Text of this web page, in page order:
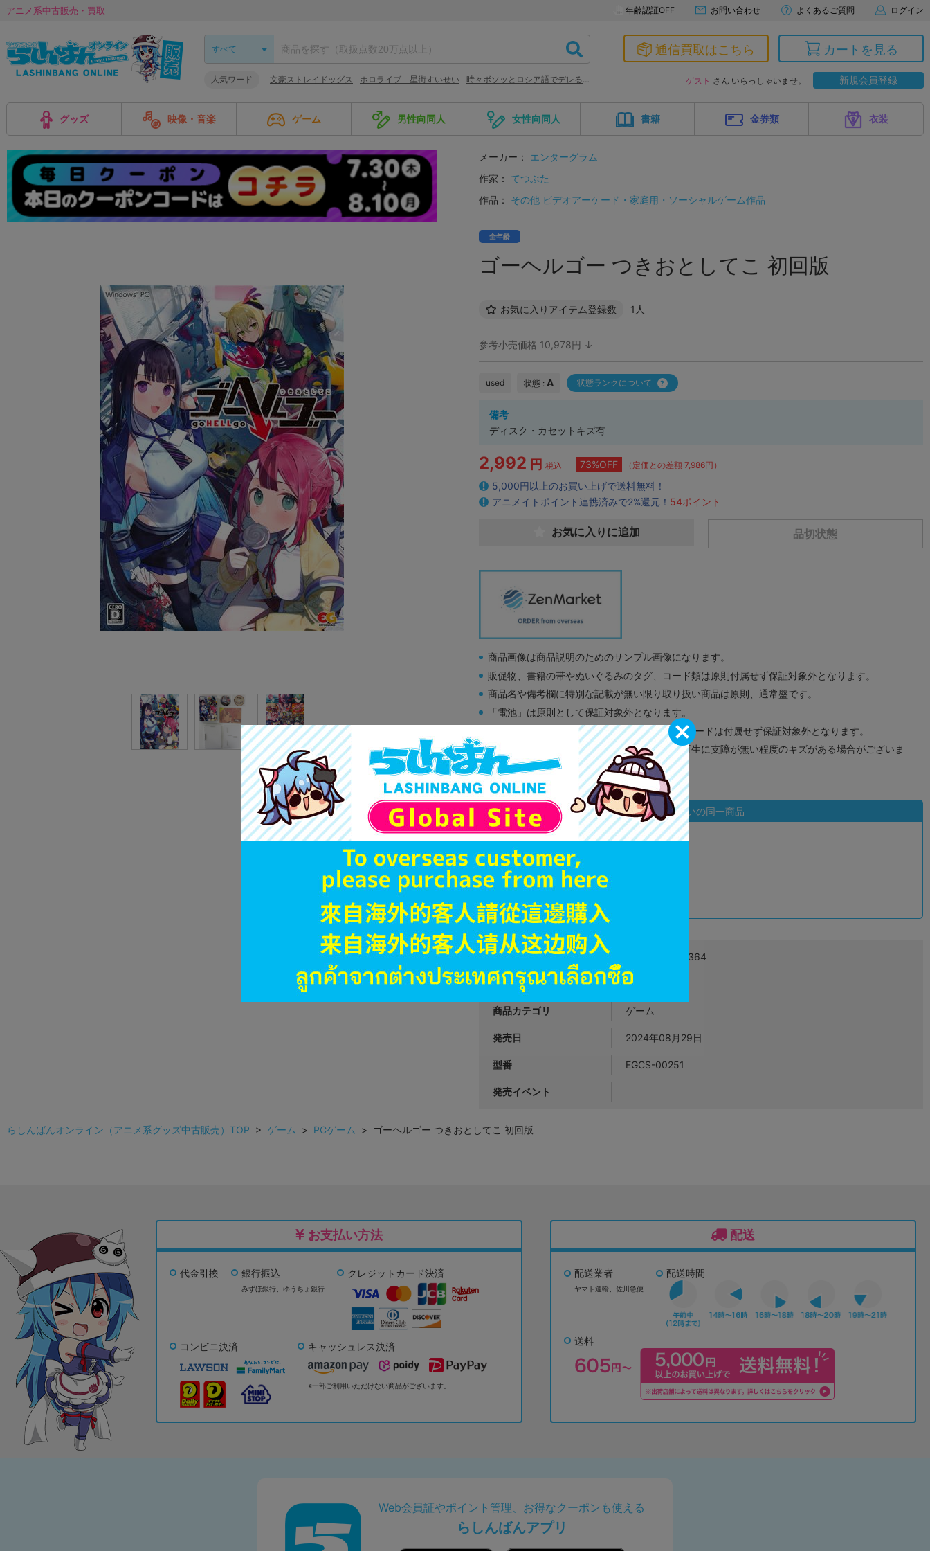
アニメ系中古販売・買取 年齢認証OFF お問い合わせ よくあるご質問 ログイン
人気ワード 文豪ストレイドッグス ホロライブ 星街すいせい 時々ボソッとロシア語でデレる隣のアーリャさん
通信買取はこちら カートを見る
ゲスト さん いらっしゃいませ。 新規会員登録
グッズ 映像・音楽 ゲーム 男性向同人 女性向同人 書籍 金券類 衣装
メーカー：
エンターグラム
作家：
てつぶた
作品：
その他 ビデオアーケード・家庭用・ソーシャルゲーム作品
全年齢
ゴーヘルゴー つきおとしてこ 初回版
お気に入りアイテム登録数 1人
参考小売価格 10,978円 ↓
used 状態 : A 状態ランクについて
備考
ディスク・カセットキズ有
2,992 円 税込 73%OFF （定価との差額 7,986円）
5,000円以上のお買い上げで送料無料！
アニメイトポイント連携済みで2%還元！ 54ポイント
品切状態
お気に入りに追加
商品画像は商品説明のためのサンプル画像になります。
販促物、書籍の帯やぬいぐるみのタグ、コード類は原則付属せず保証対象外となります。
商品名や備考欄に特別な記載が無い限り取り扱い商品は原則、通常盤です。
「電池」は原則として保証対象外となります。
ゲーム機本体には、SDカードなどのメモリーカードは付属せず保証対象外となります。
ディスク類の読み取り面のキズに関しまして再生に支障が無い程度のキズがある場合がございま
す。
※詳細につきましてはコチラ
状態違いの同一商品
状態 :A
オンライン
在庫あり 2,090円 税込
JANコード 4935066509364
商品番号 L06177480
商品カテゴリ ゲーム
発売日 2024年08月29日
型番 EGCS-00251
発売イベント
らしんばんオンライン（アニメ系グッズ中古販売）TOP > ゲーム > PCゲーム > ゴーヘルゴー つきおとしてこ 初回版
お支払い方法
代金引換 銀行振込
みずほ銀行、 ゆうちょ銀行
クレジットカード決済
コンビニ決済 キャッシュレス決済
※一部ご利用いただけない商品がございます。
配送
配送業者
ヤマト運輸、佐川急便
配送時間
送料
Web会員証やポイント管理、お得なクーポンも使える
らしんばんアプリ